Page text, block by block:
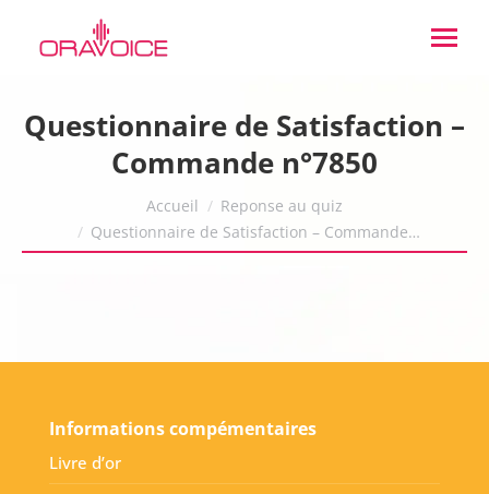
Questionnaire de Satisfaction –
Commande n°7850
Accueil
Reponse au quiz
Questionnaire de Satisfaction – Commande…
Informations compémentaires
Livre d’or